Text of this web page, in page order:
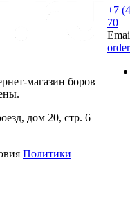
магазин боров
дом 20, стр. 6
Политики
+7
70